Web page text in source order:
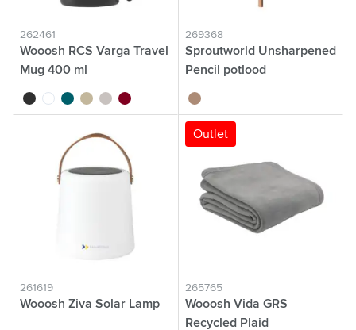
262461
Wooosh RCS Varga Travel
Mug 400 ml
noir blancpétrolebeigeargentébordeaux
269368
Sproutworld Unsharpened
Pencil potlood
brun bois
261619
Wooosh Ziva Solar Lamp
Outlet
265765
Wooosh Vida GRS
Recycled Plaid